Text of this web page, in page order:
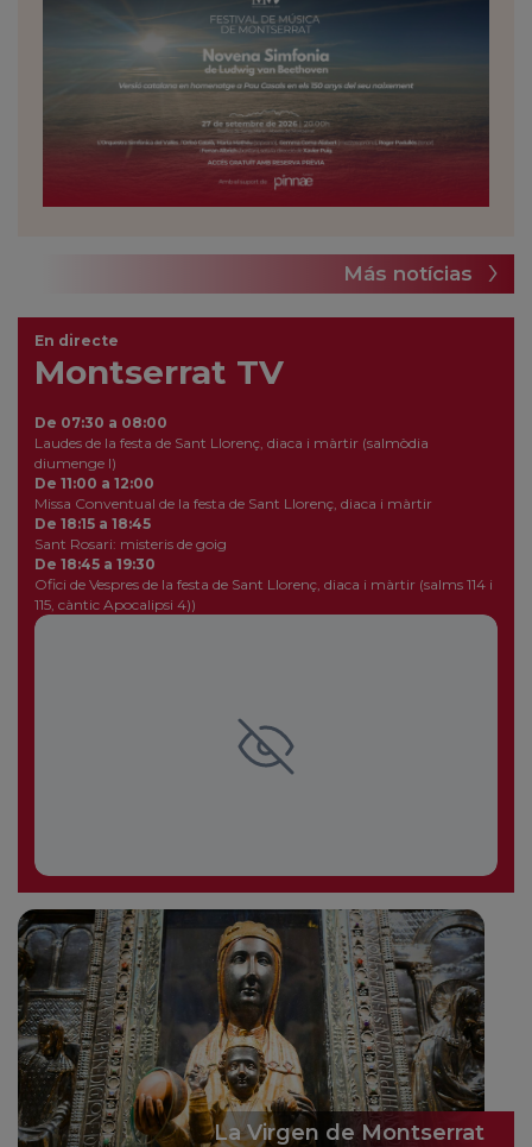
Más notícias
En directe
Montserrat TV
De 07:30 a 08:00
Laudes de la festa de Sant Llorenç, diaca i màrtir (salmòdia
diumenge I)
De 11:00 a 12:00
Missa Conventual de la festa de Sant Llorenç, diaca i màrtir
De 18:15 a 18:45
Sant Rosari: misteris de goig
De 18:45 a 19:30
Ofici de Vespres de la festa de Sant Llorenç, diaca i màrtir (salms 114 i
115, càntic Apocalipsi 4))
La Virgen de Montserrat